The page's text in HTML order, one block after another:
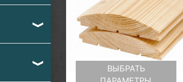
ВЫБРАТЬ